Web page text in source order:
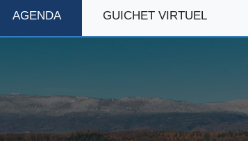
AGENDA GUICHET VIRTUEL